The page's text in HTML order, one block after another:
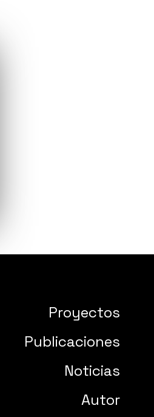
Proyectos
Publicaciones
Noticias
Autor